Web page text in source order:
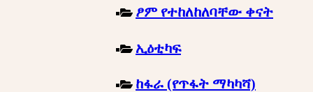
ፆም የተከለከለባቸው ቀናት
ኢዕቲካፍ
ከፋራ (የጥፋት ማካካሻ)